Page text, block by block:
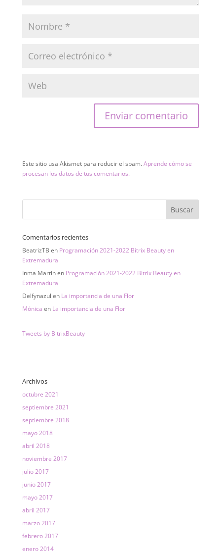
Este sitio usa Akismet para reducir el spam.Aprende cómo se
procesan los datos de tus comentarios.
Comentarios recientes
BeatrizTB en Programación 2021-2022 Bitrix Beauty en
Extremadura
Inma Martinen Programación 2021-2022 Bitrix Beauty en
Extremadura
Delfynazul en La importancia de una Flor
Mónica en La importancia de una Flor
Tweets by BitrixBeauty
Archivos
octubre 2021
septiembre 2021
septiembre 2018
mayo 2018
abril 2018
noviembre 2017
julio 2017
junio 2017
mayo 2017
abril 2017
marzo 2017
febrero 2017
enero 2014